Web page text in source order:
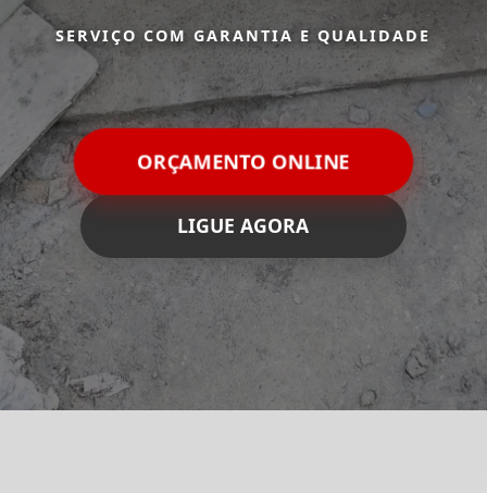
SERVIÇO COM GARANTIA E QUALIDADE
ORÇAMENTO ONLINE
LIGUE AGORA